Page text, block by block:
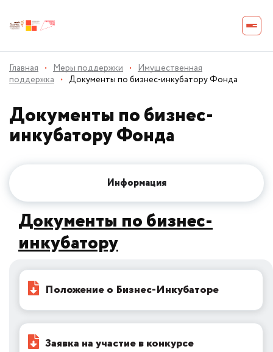
Главная · Меры поддержки · Имущественная
поддержка · Документы по бизнес-инкубатору Фонда
Документы по бизнес-
инкубатору Фонда
Информация
Документы по бизнес-
инкубатору
Положение о Бизнес-Инкубаторе
Заявка на участие в конкурсе